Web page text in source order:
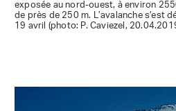
exposée au nord-ouest, à environ
de près de 250 m. L’avalanche s’est
19 avril (photo: P. Caviezel,